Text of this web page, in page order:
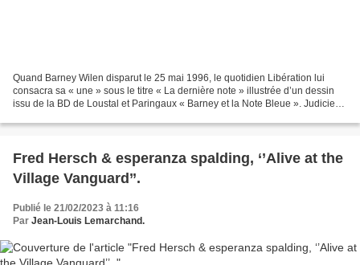
Quand Barney Wilen disparut le 25 mai 1996, le quotidien Libération lui
consacra sa « une » sous le titre « La dernière note » illustrée d’un dessin
issu de la BD de Loustal et Paringaux « Barney et la Note Bleue ». Judicieux
Fred Hersch & esperanza spalding, ‘’Alive at the
Village Vanguard’’.
Publié le 21/02/2023 à 11:16
Par Jean-Louis Lemarchand.